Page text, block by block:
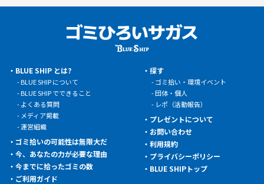
BLUE SHIP とは?
BLUE SHIP について
BLUE SHIP でできること
よくある質問
メディア掲載
運営組織
ゴミ拾いの可能性は無限大だ
今、あなたの力が必要な理由
今までに拾ったゴミの数
ご利用ガイド
探す
ゴミ拾い・環境イベント
団体・個人
レポ（活動報告）
プレゼントについて
お問い合わせ
利用規約
プライバシーポリシー
BLUE SHIPトップ